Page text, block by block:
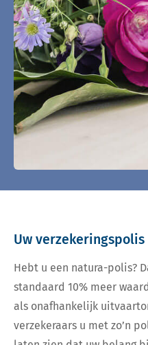
Uw verzekeringspolis
Hebt u een natura-polis?
standaard 10% meer
als onafhankelijk
verzekeraars u met zo’n